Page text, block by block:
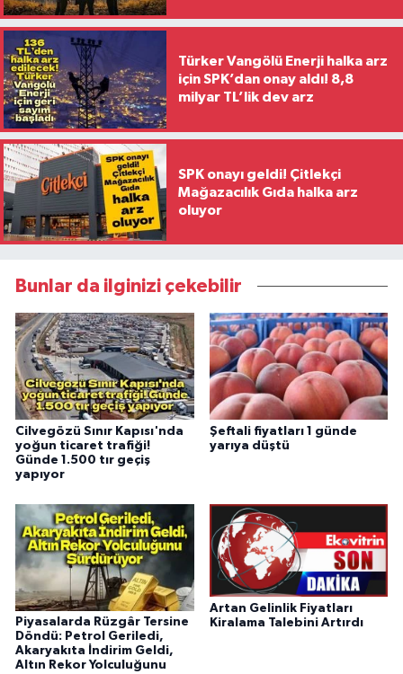
Türker Vangölü Enerji halka arz
için SPK’dan onay aldı! 8,8
milyar TL’lik dev arz
SPK onayı geldi! Çitlekçi
Mağazacılık Gıda halka arz
oluyor
Bunlar da ilginizi çekebilir
Cilvegözü Sınır Kapısı'nda
yoğun ticaret trafiği!
Günde 1.500 tır geçiş
yapıyor
Şeftali fiyatları 1 günde
yarıya düştü
Piyasalarda Rüzgâr Tersine
Döndü: Petrol Geriledi,
Akaryakıta İndirim Geldi,
Altın Rekor Yolculuğunu
Artan Gelinlik Fiyatları
Kiralama Talebini Artırdı